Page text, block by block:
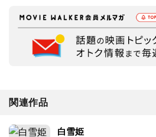
関連作品
白雪姫